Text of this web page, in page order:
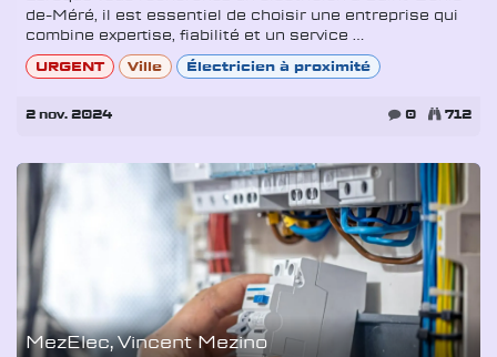
de-Méré, il est essentiel de choisir une entreprise qui
combine expertise, fiabilité et un service ...
URGENT Ville Électricien à proximité
2 nov. 2024 0 712
MezElec, Vincent Mezino